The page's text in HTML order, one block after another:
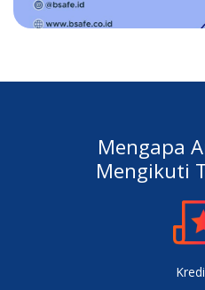
Mengapa
Mengikuti